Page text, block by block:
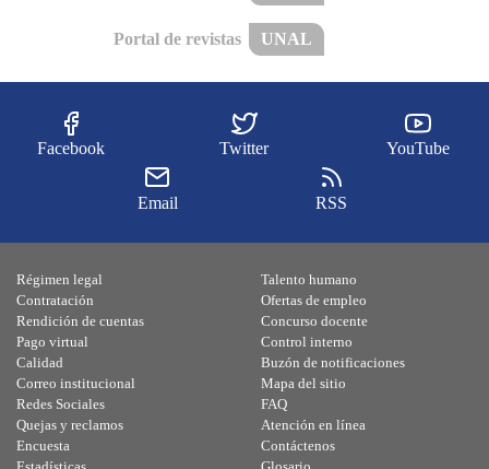
Portal de revistas UNAL
Facebook Twitter YouTube
Email RSS
Régimen legal
Contratación
Rendición de cuentas
Pago virtual
Calidad
Talento humano
Ofertas de empleo
Concurso docente
Control interno
Buzón de notificaciones
Correo institucional
Redes Sociales
Quejas y reclamos
Encuesta
Mapa del sitio
FAQ
Atención en línea
Contáctenos